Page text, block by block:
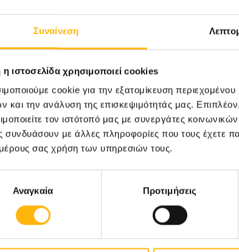
Συναίνεση
ιστοσελίδα χρησιμοποιεί cookies
cookie για την εξατομίκευση
και την ανάλυση της επισκεψιμότητάς μας.
τον ιστότοπό μας με συνεργάτες
συνδυάσουν με άλλες πληροφορίες που τους έχετε
σας χρήση των υπηρεσιών τους.
Αναγκαία Προτιμήσεις
Basic
στο ΙΑΣΩ
αυξημένη
08/07/2026
Το ΙΑΣΩ